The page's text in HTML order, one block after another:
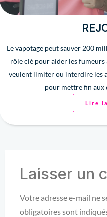
Le vapotage peut sauver 200
rôle clé pour aider les fumeurs
veulent limiter ou interdire les
pour mettre fin aux
Lire
Laisser un
Votre adresse e-mail ne
obligatoires sont